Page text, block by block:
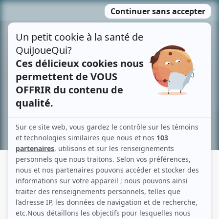
MENU
contenu
Recherche avancée »
DANIEL CECCALDI
Liens
Fiche de Daniel Ceccaldi sur Showbizz.net